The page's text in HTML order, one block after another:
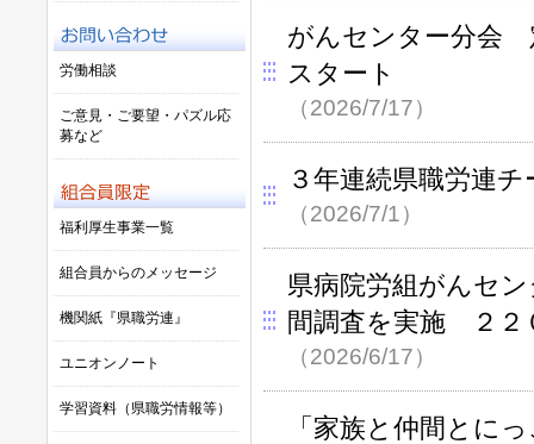
がんセンター分会
スタート
（2026/7/17）
３年連続県職労連
（2026/7/1）
県病院労組がんセ
間調査を実施 ２２
（2026/6/17）
「家族と仲間とに
労働相談
ご意見・ご要望・パズル応
募など
福利厚生事業一覧
組合員からのメッセージ
機関紙『県職労連』
ユニオンノート
学習資料（県職労情報等）